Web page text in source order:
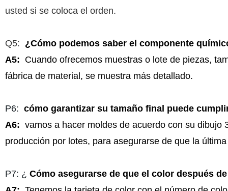
usted si se coloca el orden.
Q5: ¿Cómo podemos saber el componente
A5: Cuando ofrecemos muestras o lote de piezas,
fábrica de material, se muestra más detallado.
P6: cómo garantizar su tamaño final puede
A6: vamos a hacer moldes de acuerdo con su
producción por lotes, para asegurarse de que la
P7: ¿ Cómo asegurarse de que el color después